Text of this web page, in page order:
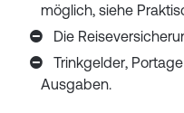
möglich, siehe
Die
Trinkgelder,
Ausgaben.